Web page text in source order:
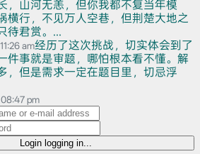
，山河无恙，但你我都不复当年模
横行，不见万人空巷，但荆楚大地之
待君赏。...
am经历了这次挑战，切实体会到了
件事就是审题，哪怕根本看不懂。解
，但是需求一定在题目里，切忌浮
pm
Login logging in...